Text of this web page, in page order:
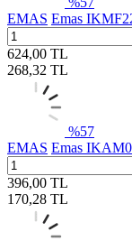
EMAS Emas
624,00 TL
268,32 TL
%57
EMAS Emas
396,00 TL
170,28 TL